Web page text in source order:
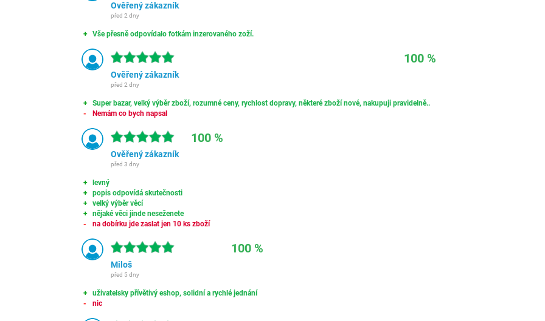
Ověřený zákazník
před 2 dny
Vše přesně odpovídalo fotkám inzerovaného zoží.
100 %
Ověřený zákazník
před 2 dny
Super bazar, velký výběr zboží, rozumné ceny, rychlost dopravy, některé zboží nové, nakupuji pravidelně..
Nemám co bych napsal
100 %
Ověřený zákazník
před 3 dny
levný
popis odpovídá skutečnosti
velký výběr věcí
nějaké věci jinde neseženete
na dobírku jde zaslat jen 10 ks zboží
100 %
Miloš
před 5 dny
uživatelsky přívětivý eshop, solidní a rychlé jednání
nic